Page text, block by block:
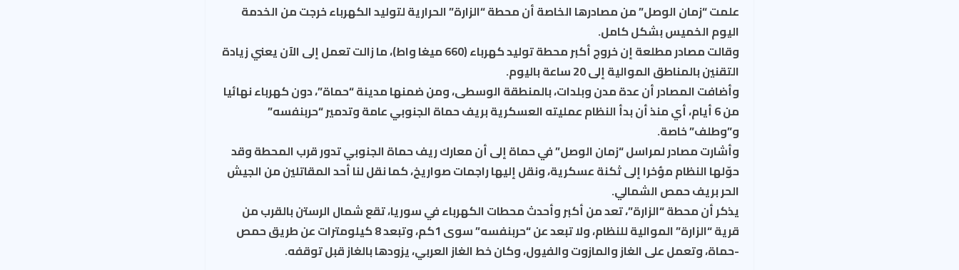
علمت “زمان الوصل” من مصادرها الخاصة أن محطة “الزارة” الحرارية لتوليد الكهرباء خرجت من الخدمة
اليوم الخميس بشكل كامل.
وقالت مصادر مطلعة إن خروج أكبر محطة توليد كهرباء (660 ميغا واط)، ما زالت تعمل إلى الآن يعني زيادة
التقنين بالمناطق الموالية إلى 20 ساعة باليوم.
وأضافت المصادر أن عدة مدن وبلدات، بالمنطقة الوسطى، ومن ضمنها مدينة “حماة”، دون كهرباء نهائيا
من 6 أيام، أي منذ أن بدأ النظام عمليته العسكرية بريف حماة الجنوبي عامة وتدمير “حربنفسه”
و”وطلف” خاصة.
وأشارت مصادر لمراسل “زمان الوصل” في حماة إلى أن معارك ريف حماة الجنوبي تدور قرب المحطة وقد
حوّلها النظام مؤخرا إلى ثكنة عسكرية، ونقل إليها راجمات صواريخ، كما نقل لنا أحد المقاتلين من الجيش
الحر بريف حمص الشمالي.
يذكر أن محطة “الزارة”، تعد من أكبر وأحدث محطات الكهرباء في سوريا، تقع شمال الرستن بالقرب من
قرية “الزارة” الموالية للنظام، ولا تبعد عن “حربنفسه” سوى 1كم، وتبعد 8 كيلومترات عن طريق حمص
-حماة، وتعمل على الغاز والمازوت والفيول، وكان خط الغاز العربي، يزودها بالغاز قبل توقفه.